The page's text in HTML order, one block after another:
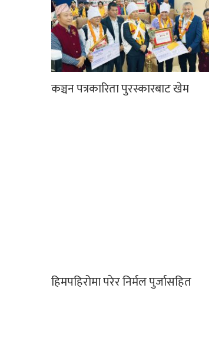
कञ्चन पत्रकारिता पुरस्कारबाट खेम
हिमपहिरोमा परेर निर्मल पुर्जासहित